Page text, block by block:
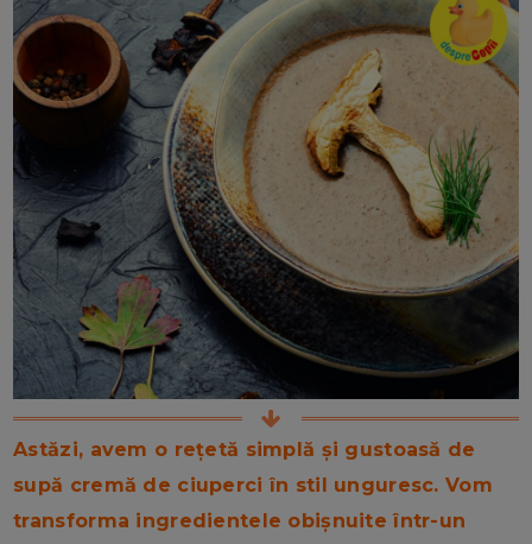
Astăzi, avem o rețetă simplă și gustoasă de
supă cremă de ciuperci în stil unguresc. Vom
transforma ingredientele obișnuite într-un